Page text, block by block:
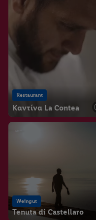
Restaurant
Καντίνα La Contea
Weingut
Tenuta di Castellaro